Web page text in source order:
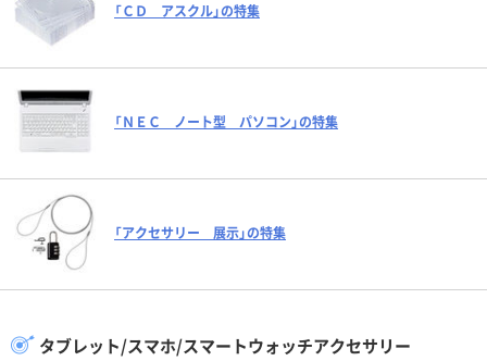
「ＣＤ アスクル」の特集
「ＮＥＣ ノート型 パソコン」の特集
「アクセサリー 展示」の特集
タブレット/スマホ/スマートウォッチアクセサリー